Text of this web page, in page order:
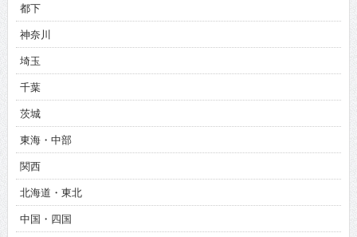
都下
神奈川
埼玉
千葉
茨城
東海・中部
関西
北海道・東北
中国・四国